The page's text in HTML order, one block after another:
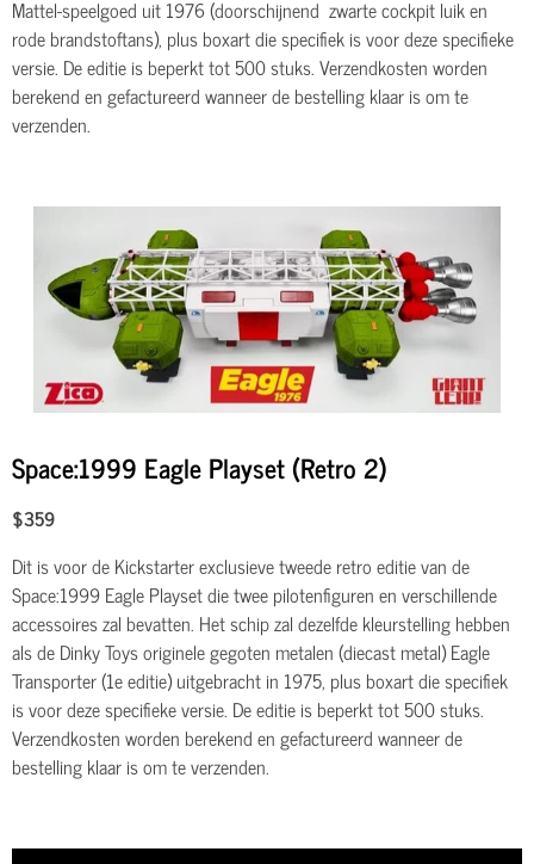
Mattel-speelgoed uit 1976 (doorschijnend zwarte cockpit luik en
rode brandstoftans), plus boxart die specifiek is voor deze specifieke
versie. De editie is beperkt tot 500 stuks. Verzendkosten worden
berekend en gefactureerd wanneer de bestelling klaar is om te
verzenden.
Space:1999 Eagle Playset (Retro 2)
$359
Dit is voor de Kickstarter exclusieve tweede retro editie van de
Space:1999 Eagle Playset die twee pilotenfiguren en verschillende
accessoires zal bevatten. Het schip zal dezelfde kleurstelling hebben
als de Dinky Toys originele gegoten metalen (diecast metal)Eagle
Transporter (1e editie) uitgebracht in 1975, plus boxart die specifiek
is voor deze specifieke versie. De editie is beperkt tot 500 stuks.
Verzendkosten worden berekend en gefactureerd wanneer de
bestelling klaar is om te verzenden.